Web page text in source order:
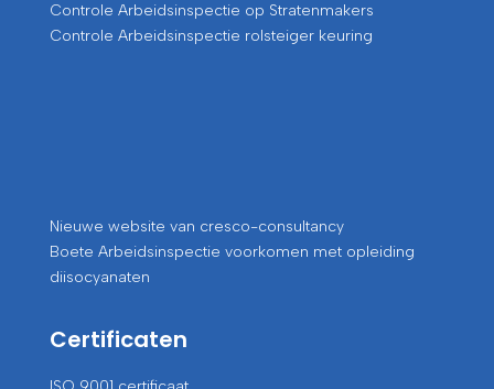
Controle Arbeidsinspectie op Stratenmakers
Controle Arbeidsinspectie rolsteiger keuring
Nieuwe website van cresco-consultancy
Boete Arbeidsinspectie voorkomen met opleiding
diisocyanaten
Certificaten